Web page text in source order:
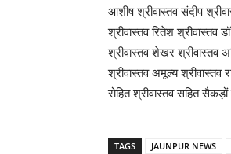
आशीष श्रीवास्तव संदीप
श्रीवास्तव रितेश श्रीवास्तव
श्रीवास्तव शेखर श्रीवास्तव
श्रीवास्तव अमूल्य श्रीवास्तव
रोहित श्रीवास्तव सहित
TAGS JAUNPUR NEWS